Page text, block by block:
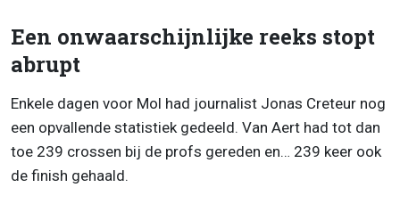
Een onwaarschijnlijke reeks stopt
abrupt
Enkele dagen voor Mol had journalist Jonas Creteur nog
een opvallende statistiek gedeeld. Van Aert had tot dan
toe 239 crossen bij de profs gereden en… 239 keer ook
de finish gehaald.